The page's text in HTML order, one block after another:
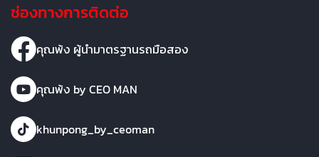
ช่องทางการติดต่อ
คุณพ้ง ผู้นำมาตรฐานรถมือสอง
คุณพ้ง by CEO MAN
khunpong_by_ceoman